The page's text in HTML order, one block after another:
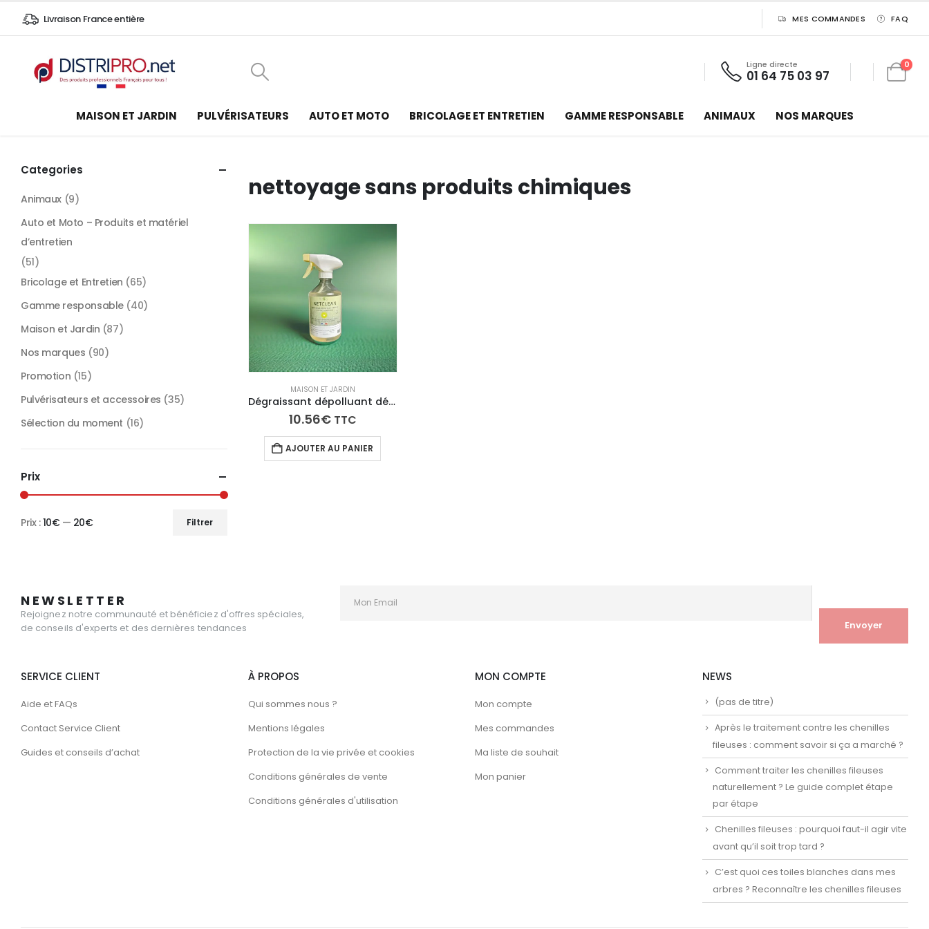
Livraison France entière MES COMMANDES FAQ
Ligne directe
01 64 75 03 97
0
MAISON ET JARDIN PULVÉRISATEURS AUTO ET MOTO BRICOLAGE ET ENTRETIEN GAMME RESPONSABLE ANIMAUX NOS MARQUES
nettoyage sans produits chimiques
MAISON ET JARDIN
Dégraissant dépolluant détachant naturel “contact alimentaire” – NETCLEAN
10.56€ TTC
AJOUTER AU PANIER
Categories
Animaux (9)
Auto et Moto – Produits et matériel
d’entretien
(51)
Bricolage et Entretien (65)
Gamme responsable (40)
Maison et Jardin (87)
Nos marques (90)
Promotion (15)
Pulvérisateurs et accessoires (35)
Sélection du moment (16)
Prix
Filtrer
Prix :10€— 20€
NEWSLETTER
Rejoignez notre communauté et bénéficiez d'offres spéciales,
de conseils d'experts et des dernières tendances
SERVICE CLIENT
Aide et FAQs
Contact Service Client
Guides et conseils d’achat
À PROPOS
Qui sommes nous ?
Mentions légales
Protection de la vie privée et cookies
Conditions générales de vente
Conditions générales d'utilisation
MON COMPTE
Mon compte
Mes commandes
Ma liste de souhait
Mon panier
NEWS
(pas de titre)
Après le traitement contre les chenilles
fileuses : comment savoir si ça a marché ?
Comment traiter les chenilles fileuses
naturellement ? Le guide complet étape
par étape
Chenilles fileuses : pourquoi faut-il agir vite
avant qu’il soit trop tard ?
C’est quoi ces toiles blanches dans mes
arbres ? Reconnaître les chenilles fileuses